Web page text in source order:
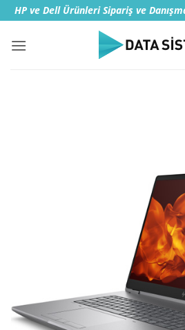
İçeriğe
atla
HP ve Dell Ürünleri Sipariş ve